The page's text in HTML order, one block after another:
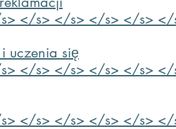
</s> </s> </s> </s>
uczenia się
</s> </s> </s> </s>
</s> </s> </s> </s>